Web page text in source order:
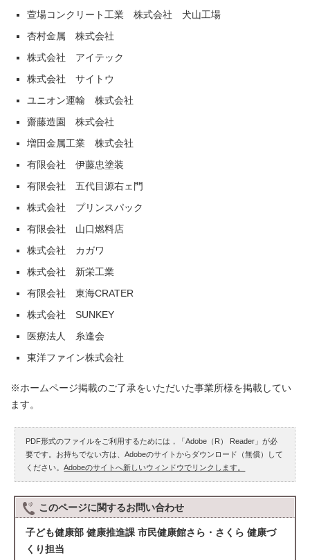
萱場コンクリート工業 株式会社 犬山工場
杏村金属 株式会社
株式会社 アイテック
株式会社 サイトウ
ユニオン運輸 株式会社
齋藤造園 株式会社
増田金属工業 株式会社
有限会社 伊藤忠塗装
有限会社 五代目源右ェ門
株式会社 プリンスパック
有限会社 山口燃料店
株式会社 カガワ
株式会社 新栄工業
有限会社 東海CRATER
株式会社 SUNKEY
医療法人 糸逢会
東洋ファイン株式会社
※ホームページ掲載のご了承をいただいた事業所様を掲載してい
ます。
PDF形式のファイルをご利用するためには，「Adobe（R） Reader」が必
要です。お持ちでない方は、Adobeのサイトからダウンロード（無償）して
ください。Adobeのサイトへ新しいウィンドウでリンクします。
このページに関するお問い合わせ
子ども健康部 健康推進課 市民健康館さら・さくら 健康づ
くり担当